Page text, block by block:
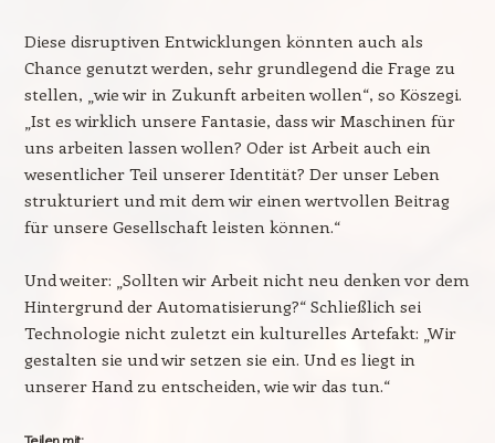
Diese disruptiven Entwicklungen könnten auch als
Chance genutzt werden, sehr grundlegend die Frage zu
stellen, „wie wir in Zukunft arbeiten wollen“, so Köszegi.
„Ist es wirklich unsere Fantasie, dass wir Maschinen für
uns arbeiten lassen wollen? Oder ist Arbeit auch ein
wesentlicher Teil unserer Identität? Der unser Leben
strukturiert und mit dem wir einen wertvollen Beitrag
für unsere Gesellschaft leisten können.“
Und weiter: „Sollten wir Arbeit nicht neu denken vor dem
Hintergrund der Automatisierung?“ Schließlich sei
Technologie nicht zuletzt ein kulturelles Artefakt: „Wir
gestalten sie und wir setzen sie ein. Und es liegt in
unserer Hand zu entscheiden, wie wir das tun.“